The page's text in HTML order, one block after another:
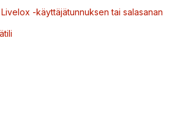
-käyttäjätunnuksen tai salasanan